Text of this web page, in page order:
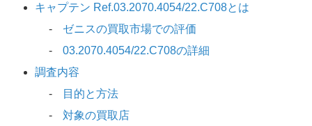
キャプテン Ref.03.2070.4054/22.C708とは
ゼニスの買取市場での評価
03.2070.4054/22.C708の詳細
調査内容
目的と方法
対象の買取店